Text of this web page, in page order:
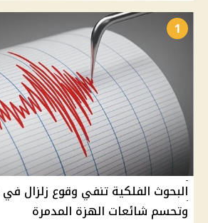
1
البحوث الفلكية تنفي وقوع زلزال
وتحسم شائعات الهزة المدمرة